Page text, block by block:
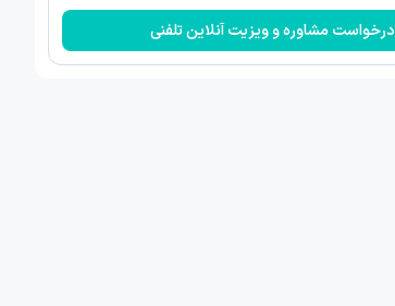
درخواست مشاوره و ویزیت آنلاین تلفنی